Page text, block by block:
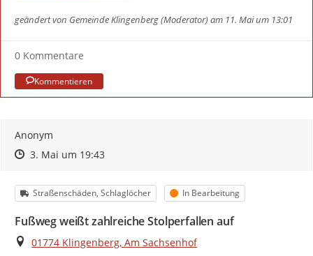
geändert von Gemeinde Klingenberg (Moderator)am 11. Mai um 13:01
0 Kommentare
Kommentieren
Anonym
Zeitpunkt des Erstellens
Zeitpunkt des Erstellens
3. Mai um 19:43Zur Äußerung
Kategorie
Straßenschäden, Schlaglöcher Status
In Bearbeitung
Fußweg weißt zahlreiche Stolperfallen auf
Ort
01774 Klingenberg, Am Sachsenhof